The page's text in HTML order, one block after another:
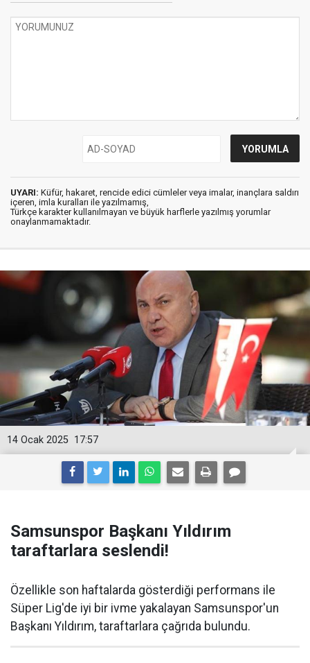
UYARI: Küfür, hakaret, rencide edici cümleler veya imalar, inançlara saldırı
içeren, imla kuralları ile yazılmamış,
Türkçe karakter kullanılmayan ve büyük harflerle yazılmış yorumlar
onaylanmamaktadır.
17:57
14 Ocak 2025
Samsunspor Başkanı Yıldırım
taraftarlara seslendi!
Özellikle son haftalarda gösterdiği performans ile
Süper Lig'de iyi bir ivme yakalayan Samsunspor'un
Başkanı Yıldırım, taraftarlara çağrıda bulundu.